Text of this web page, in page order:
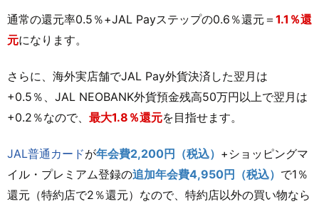
通常の還元率0.5％+JAL Payステップの0.6％還元＝ 1.1％還
元になります。
さらに、海外実店舗でJAL Pay外貨決済した翌月は
+0.5％、JAL NEOBANK外貨預金残高50万円以上で翌月は
+0.2％なので、 最大1.8％還元を目指せます。
JAL普通カードが年会費2,200円（税込） +ショッピングマ
イル・プレミアム登録の追加年会費4,950円（税込） で1％
還元（特約店で2％還元）なので、特約店以外の買い物なら